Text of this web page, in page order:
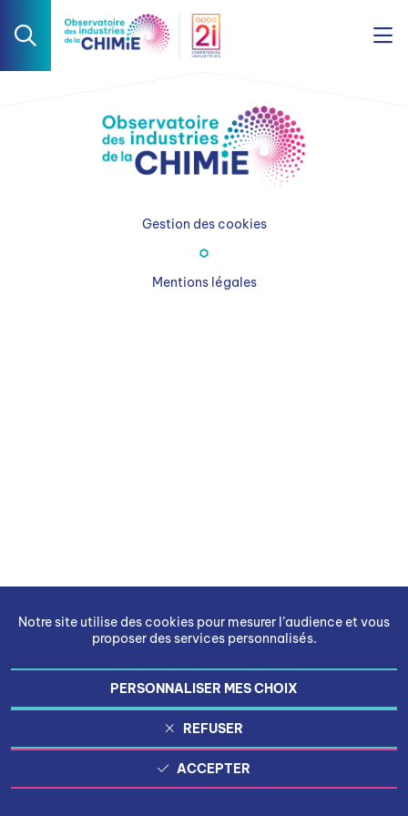
Notre site utilise des cookies pour mesurer l’audience et vous
proposer des services personnalisés.
PERSONNALISER MES CHOIX
REFUSER
ACCEPTER
Gestion des cookies
Mentions légales